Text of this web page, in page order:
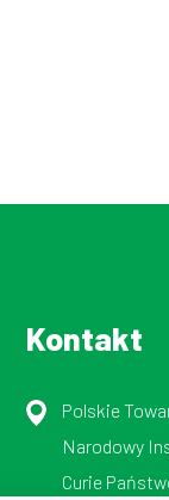
Kontakt
Polskie
Narodowy
Curie